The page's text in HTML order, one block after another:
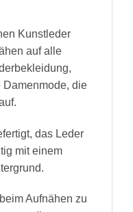
Kunstleder
auf alle
Damenmode, die
das Leder
mit einem
Aufnähen zu